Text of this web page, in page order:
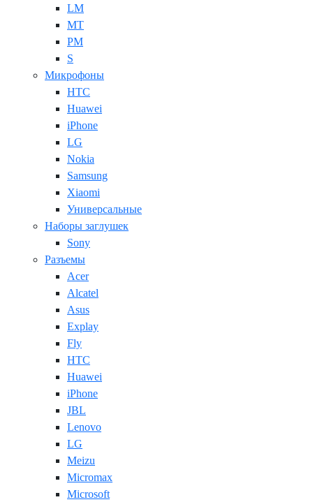
LM
MT
PM
S
Микрофоны
HTC
Huawei
iPhone
LG
Nokia
Samsung
Xiaomi
Универсальные
Наборы заглушек
Sony
Разъемы
Acer
Alcatel
Asus
Explay
Fly
HTC
Huawei
iPhone
JBL
Lenovo
LG
Meizu
Micromax
Microsoft